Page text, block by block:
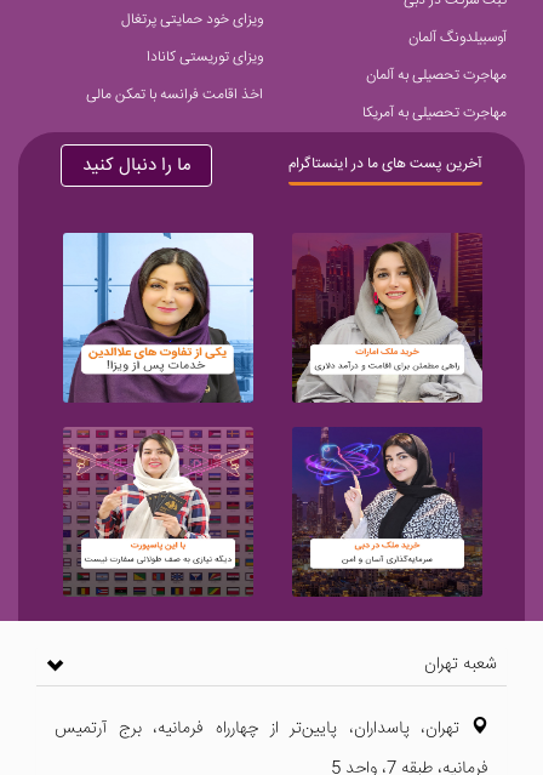
آوسبیلدونگ آلمان
مهاجرت تحصیلی به آلمان
مهاجرت تحصیلی به آمریکا
ویزای خود حمایتی پرتغال
ویزای توریستی کانادا
اخذ اقامت فرانسه با تمکن مالی
آخرین پست های ما در اینستاگرام ما را دنبال کنید
شعبه تهران
تهران، پاسداران، پایین‌تر از چهارراه فرمانیه، برج آرتمیس
فرمانیه، طبقه 7، واحد 5